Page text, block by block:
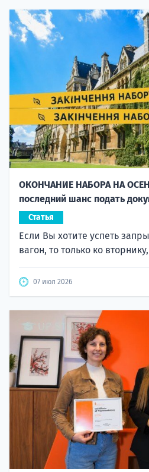
ОКОНЧАНИЕ НАБОРА НА
последний шанс подать
Статья
Если Вы хотите успеть
вагон, то только ко
07 июл 2026